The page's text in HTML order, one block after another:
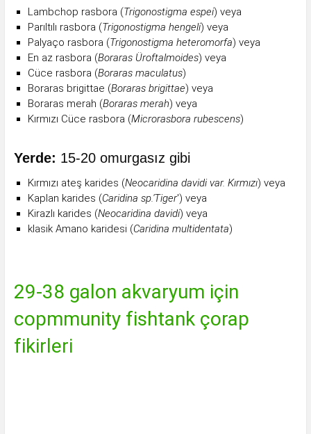
Lambchop rasbora (Trigonostigma espei) veya
Parıltılı rasbora (Trigonostigma hengeli) veya
Palyaço rasbora (Trigonostigma heteromorfa) veya
En az rasbora (Boraras Üroftalmoides) veya
Cüce rasbora (Boraras maculatus)
Boraras brigittae (Boraras brigittae) veya
Boraras merah (Boraras merah) veya
Kırmızı Cüce rasbora (Microrasbora rubescens)
Yerde: 15-20 omurgasız gibi
Kırmızı ateş karides (Neocaridina davidi var. Kırmızı) veya
Kaplan karides (Caridina sp.'Tiger') veya
Kirazlı karides (Neocaridina davidi) veya
klasik Amano karidesi (Caridina multidentata)
29-38 galon akvaryum için
copmmunity fishtank çorap
fikirleri